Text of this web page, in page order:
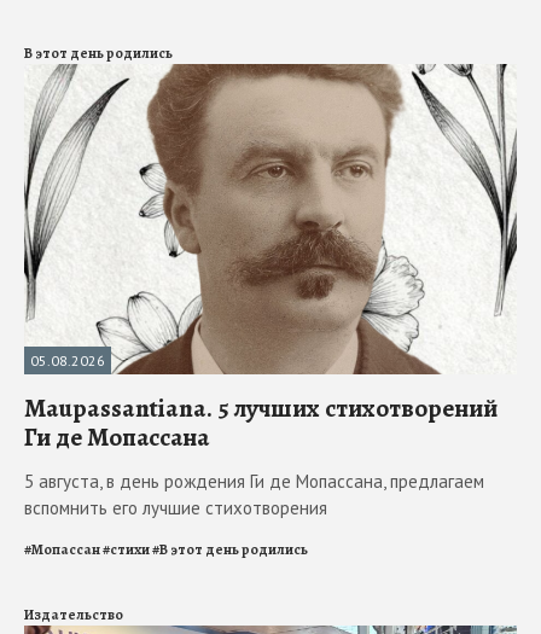
В этот день родились
05.08.2026
Maupassantiana. 5 лучших стихотворений
Ги де Мопассана
5 августа, в день рождения Ги де Мопассана, предлагаем
вспомнить его лучшие стихотворения
#Мопассан#стихи#В этот день родились
Издательство